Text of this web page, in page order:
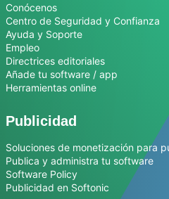
Conócenos
Centro de Seguridad y Confianza
Ayuda y Soporte
Empleo
Directrices editoriales
Añade tu software / app
Herramientas online
Publicidad
Soluciones de monetización para
Publica y administra tu software
Software Policy
Publicidad en Softonic